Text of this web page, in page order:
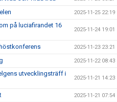
2025-11-25 22:19
på luciafirandet 16
2025-11-24 19:01
2025-11-23 23:21
2025-11-22 08:43
utvecklingsträff i
2025-11-21 14:23
2025-11-21 07:54